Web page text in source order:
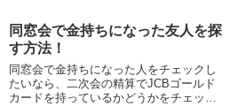
イド番号オンラインコード版を購入す
る！そしてニン...
同窓会で金持ちになった友人を探
す方法！
同窓会で金持ちになった人をチェックし
たいなら、二次会の精算でJCBゴールド
カードを持っているかどうかをチェッ